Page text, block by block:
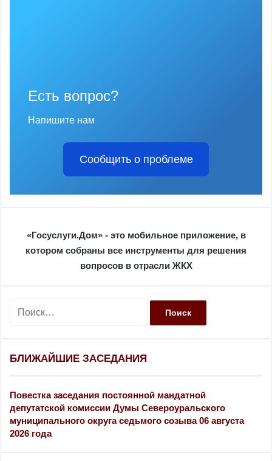
Есть вопрос?
Напишите нам
Сообщить о проблеме
«Госуслуги.Дом» - это мобильное приложение, в
котором собраны все инструменты для решения
вопросов в отрасли ЖКХ
и
БЛИЖАЙШИЕ ЗАСЕДАНИЯ
Повестка заседания постоянной мандатной
депутатской комиссии Думы Североуральского
муниципального округа седьмого созыва 06 августа
2026 года